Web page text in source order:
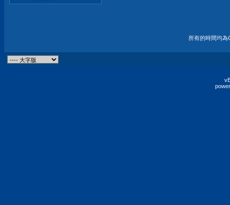
所有的時間均為